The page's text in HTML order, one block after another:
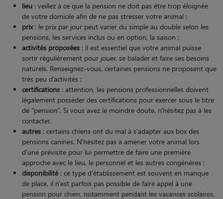
lieu : veillez à ce que la pension ne doit pas être trop éloignée
de votre domicile afin de ne pas stresser votre animal ;
prix: le prix par jour peut varier du simple au double selon les
pensions, les services inclus ou en option, la saison ;
activités proposées : il est essentiel que votre animal puisse
sortir régulièrement pour jouer, se balader et faire ses besoins
naturels. Renseignez-vous, certaines pensions ne proposent que
très peu d’activités ;
certifications : attention, les pensions professionnelles doivent
légalement posséder des certifications pour exercer sous le titre
de "pension". Si vous avez le moindre doute, n'hésitez pas à les
contacter.
autres : certains chiens ont du mal à s'adapter aux box des
pensions canines. N'hésitez pas à amener votre animal lors
d’une prévisite pour lui permettre de faire une première
approche avec le lieu, le personnel et les autres congénères ;
disponibilité: ce type d'établissement est souvent en manque
de place, il n'est parfois pas possible de faire appel à une
pension pour chien, notamment pendant les vacances scolaires.